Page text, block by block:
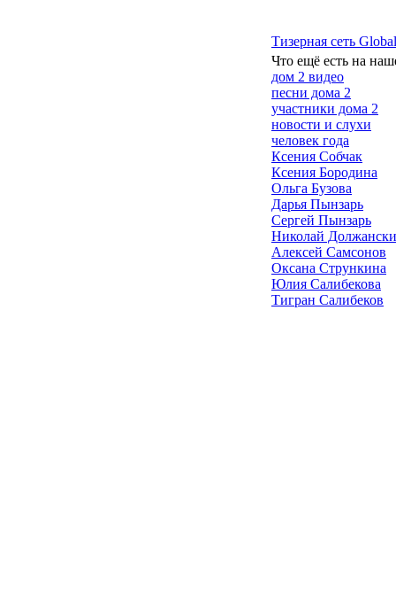
Тизерная сеть
Что ещё есть на
дом 2 видео
песни дома 2
участники дома 2
новости и слухи
человек года
Ксения Собчак
Ксения Бородина
Ольга Бузова
Дарья Пынзарь
Сергей Пынзарь
Николай
Алексей Самсонов
Оксана Стрункина
Юлия Салибекова
Тигран Салибеков